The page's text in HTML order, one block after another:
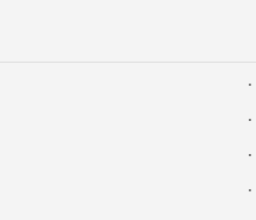
·
·
·
·